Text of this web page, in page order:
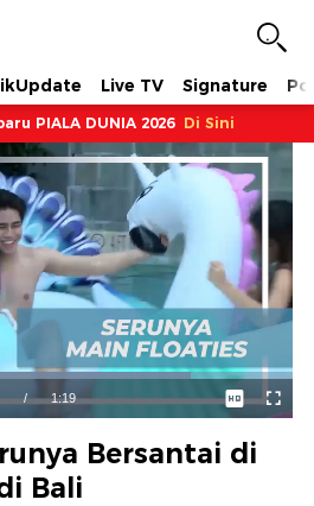
Live TV Signature
PIALA DUNIA 2026 Di Sini
/ Durasi
1:19
:
Bersantai di
Bali